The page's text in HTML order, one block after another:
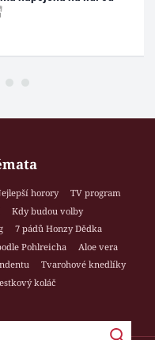
horory
TV program
Kdy budou volby
7 pádů Honzy Dědka
Pohlreicha
Aloe vera
Tvarohové knedlíky
koláč